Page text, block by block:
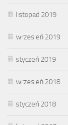
listopad 2019
wrzesień 2019
styczeń 2019
wrzesień 2018
styczeń 2018